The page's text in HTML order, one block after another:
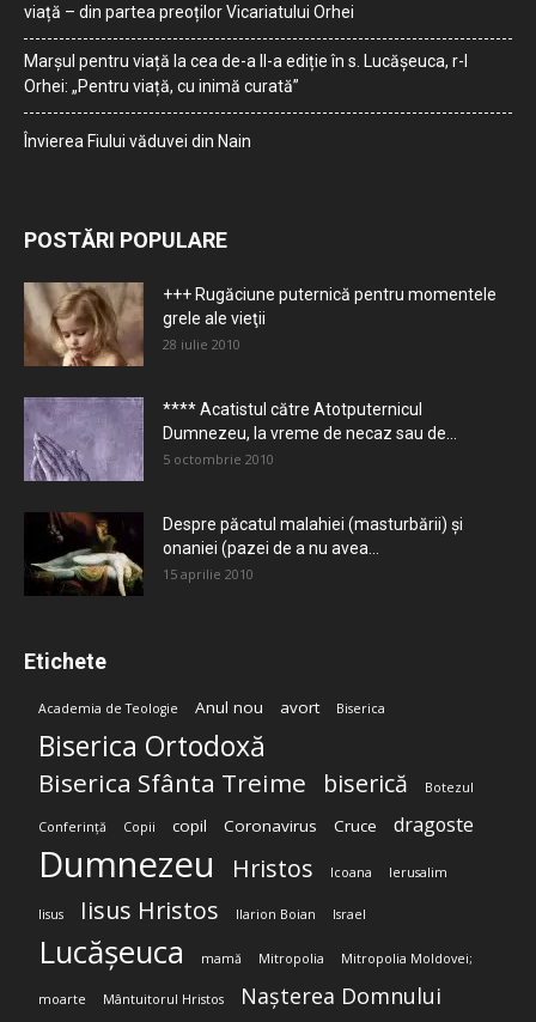
viață – din partea preoților Vicariatului Orhei
Marșul pentru viață la cea de-a II-a ediție în s. Lucășeuca, r-l
Orhei: „Pentru viață, cu inimă curată”
Învierea Fiului văduvei din Nain
POSTĂRI POPULARE
+++ Rugăciune puternică pentru momentele
grele ale vieţii
28 iulie 2010
**** Acatistul către Atotputernicul
Dumnezeu, la vreme de necaz sau de...
5 octombrie 2010
Despre păcatul malahiei (masturbării) şi
onaniei (pazei de a nu avea...
15 aprilie 2010
Etichete
Academia de Teologie Anul nou avort Biserica
Biserica Ortodoxă
Biserica Sfânta Treime biserică Botezul
Conferință Copii copil Coronavirus Cruce dragoste
Dumnezeu Hristos Icoana Ierusalim
Iisus Iisus Hristos Ilarion Boian Israel
Lucășeuca mamă Mitropolia Mitropolia Moldovei;
moarte Mântuitorul Hristos Nașterea Domnului